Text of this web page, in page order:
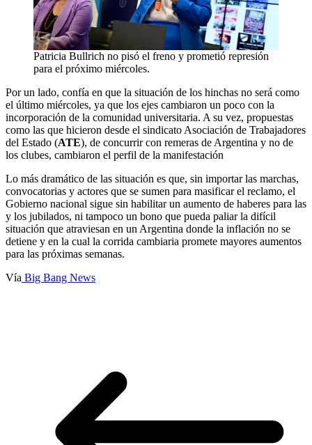
Patricia Bullrich no pisó el freno y prometió represión
para el próximo miércoles.
Por un lado, confía en que la situación de los hinchas no será como
el último miércoles, ya que los ejes cambiaron un poco con la
incorporación de la comunidad universitaria. A su vez, propuestas
como las que hicieron desde el sindicato Asociación de Trabajadores
del Estado (ATE), de concurrir con remeras de Argentina y no de
los clubes, cambiaron el perfil de la manifestación
Lo más dramático de las situación es que, sin importar las marchas,
convocatorias y actores que se sumen para masificar el reclamo, el
Gobierno nacional sigue sin habilitar un aumento de haberes para las
y los jubilados, ni tampoco un bono que pueda paliar la difícil
situación que atraviesan en un Argentina donde la inflación no se
detiene y en la cual la corrida cambiaria promete mayores aumentos
para las próximas semanas.
Vía Big Bang News